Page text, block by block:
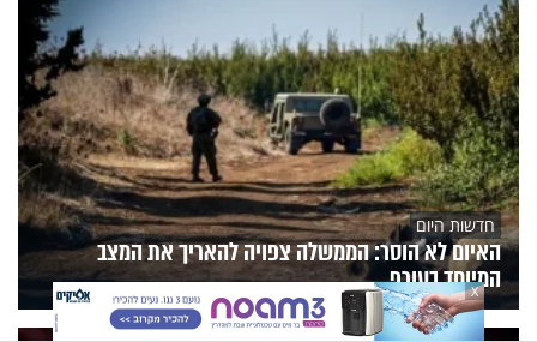
חדשות היום
האיום לא הוסר: הממשלה צפויה להאריך את המצב
המיוחד בעורף
X